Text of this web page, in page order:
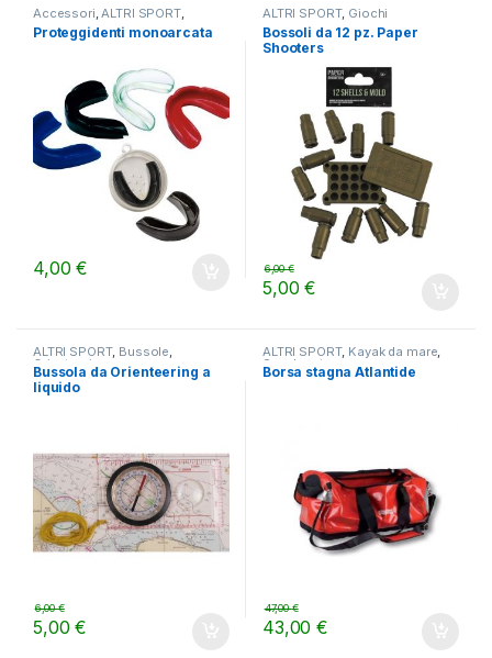
Accessori ALTRI SPORT,
Palestra
Proteggidenti monoarcata
4,00€
ALTRI SPORT, Giochi
Bossoli da 12 pz. Paper
Shooters
5,00€
6,00€
ALTRI SPORT, Bussole,
Orienteering
Bussola da Orienteering a
liquido
5,00€
6,00€
ALTRI SPORT, Kayak da mare,
Sacche stagne
Borsa stagna Atlantide
43,00€
47,00€